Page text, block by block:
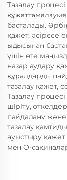
Тазалау
басталады.
қажет, әсіресе
ыдысынан
үшін өте
назар аудару
құралдарды
тазалау қажет,
Тазалау
шіріту,
пайдалану және
тазалау
ауыстыру қажет
мен O-